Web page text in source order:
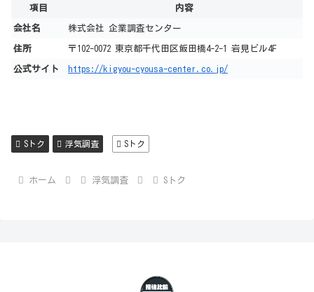
項目 内容
会社名 株式会社 企業調査センター
住所 〒102-0072 東京都千代田区飯田橋4-2-1 岩見ビル4F
公式サイト https://kigyou-cyousa-center.co.jp/
Sトク 浮気調査 Sトク
ホーム 浮気調査 Sトク